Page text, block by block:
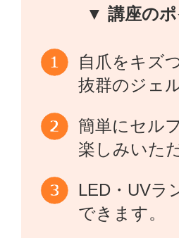
▼ 講座のポ
自爪をキズ
抜群のジェ
簡単にセル
楽しみいた
LED・UVラ
できます。